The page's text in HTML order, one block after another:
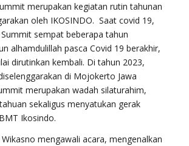
merupakan kegiatan rutin tahunan
oleh IKOSINDO. Saat covid 19,
sempat beberapa tahun
alhamdulillah pasca Covid 19 berakhir,
dirutinkan kembali. Di tahun 2023,
di Mojokerto Jawa
merupakan wadah silaturahim,
sekaligus menyatukan gerak
Ikosindo.
mengawali acara, mengenalkan